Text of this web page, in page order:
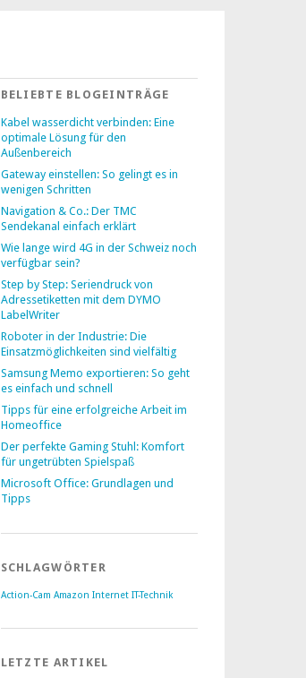
BELIEBTE BLOGEINTRÄGE
Kabel wasserdicht verbinden: Eine
optimale Lösung für den
Außenbereich
Gateway einstellen: So gelingt es in
wenigen Schritten
Navigation & Co.: Der TMC
Sendekanal einfach erklärt
Wie lange wird 4G in der Schweiz noch
verfügbar sein?
Step by Step: Seriendruck von
Adressetiketten mit dem DYMO
LabelWriter
Roboter in der Industrie: Die
Einsatzmöglichkeiten sind vielfältig
Samsung Memo exportieren: So geht
es einfach und schnell
Tipps für eine erfolgreiche Arbeit im
Homeoffice
Der perfekte Gaming Stuhl: Komfort
für ungetrübten Spielspaß
Microsoft Office: Grundlagen und
Tipps
SCHLAGWÖRTER
Action-Cam Amazon Internet IT-Technik
LETZTE ARTIKEL